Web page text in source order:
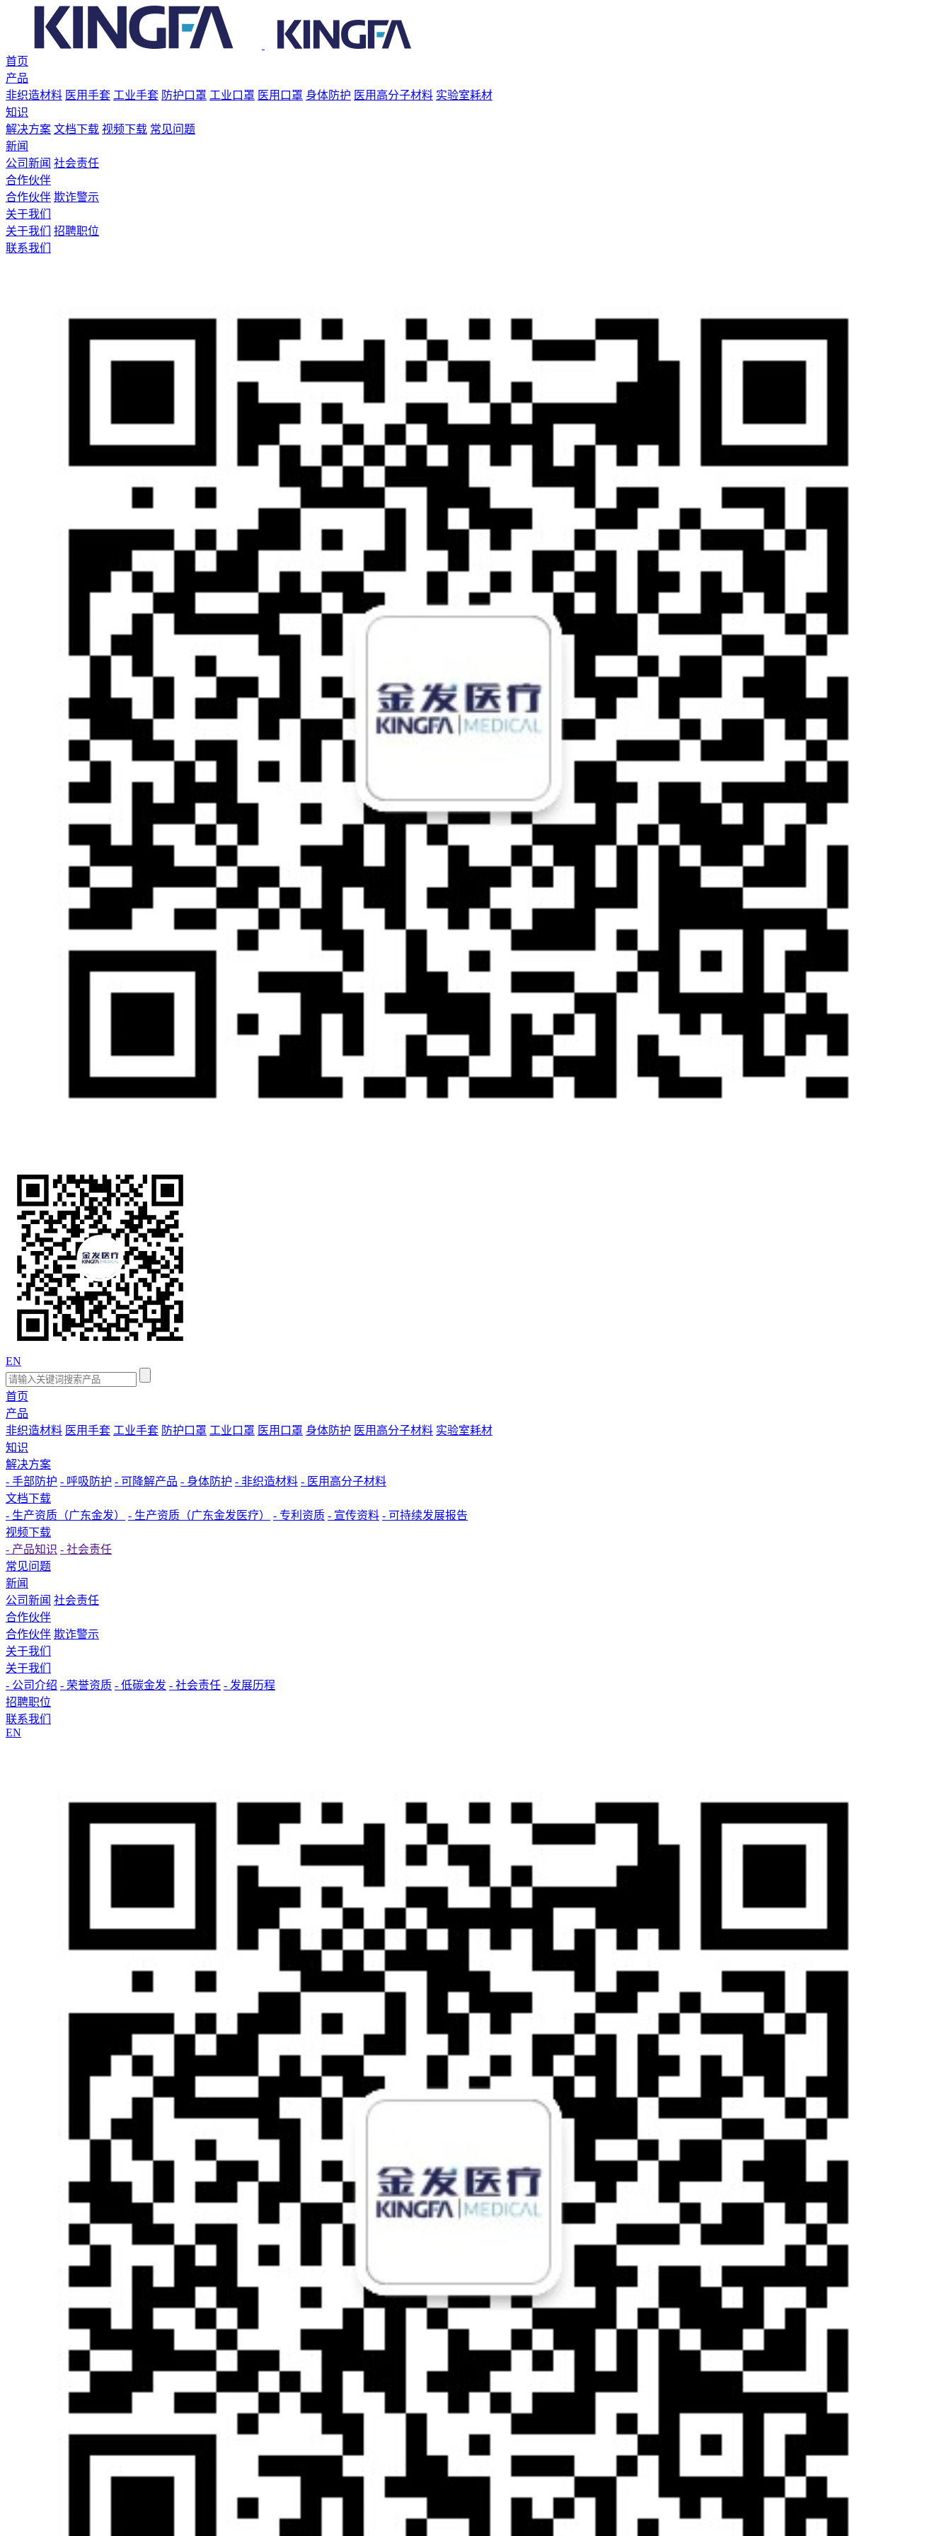
首页
产品
非织造材料 医用手套 工业手套 防护口罩 工业口罩 医用口罩 身体防护 医用高分子材料 实验室耗材
知识
解决方案 文档下载 视频下载 常见问题
新闻
公司新闻 社会责任
合作伙伴
合作伙伴 欺诈警示
关于我们
关于我们
招聘职位
联系我们
EN
首页
产品
非织造材料 医用手套 工业手套 防护口罩 工业口罩 医用口罩 身体防护 医用高分子材料 实验室耗材
知识
解决方案
- 手部防护 - 呼吸防护 - 可降解产品 - 身体防护 - 非织造材料 - 医用高分子材料
文档下载
- 生产资质（广东金发）
- 生产资质（广东金发医疗） - 专利资质 - 宣传资料 - 可持续发展报告
视频下载
- 产品知识 - 社会责任
常见问题
新闻
公司新闻 社会责任
合作伙伴
合作伙伴 欺诈警示
关于我们
关于我们
- 公司介绍 - 荣誉资质 - 低碳金发 - 社会责任 - 发展历程
招聘职位
联系我们
EN